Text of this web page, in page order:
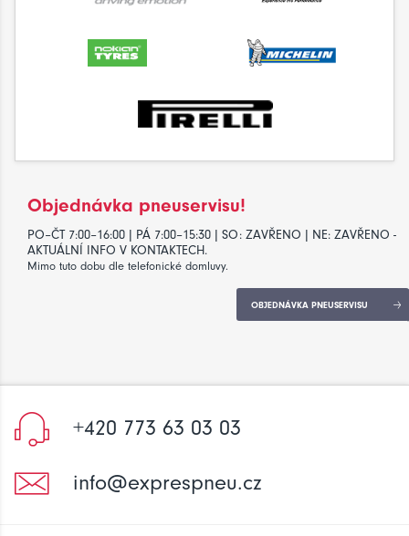
Objednávka pneuservisu!
PO–ČT 7:00–16:00 | PÁ 7:00–15:30 | SO: ZAVŘENO | NE: ZAVŘENO -
AKTUÁLNÍ INFO V KONTAKTECH.
Mimo tuto dobu dle telefonické domluvy.
OBJEDNÁVKA PNEUSERVISU
+420 773 63 03 03
info@exprespneu.cz